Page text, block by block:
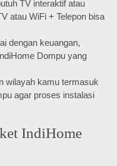
TV interaktif atau
atau WiFi + Telepon bisa
dengan keuangan,
Dompu yang
wilayah kamu termasuk
agar proses instalasi
IndiHome